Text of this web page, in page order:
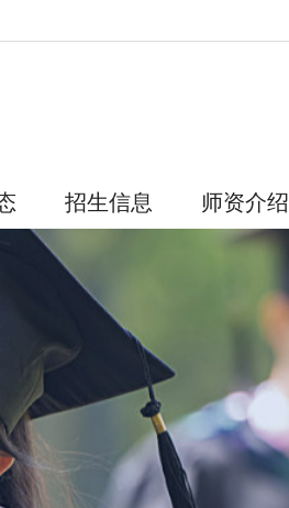
招生信息 师资介绍